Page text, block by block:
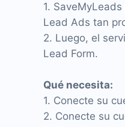
1.
Lead Ads tan
2. Luego, el
Lead Form.
Qué necesita:
1. Conecte su
2. Conecte su